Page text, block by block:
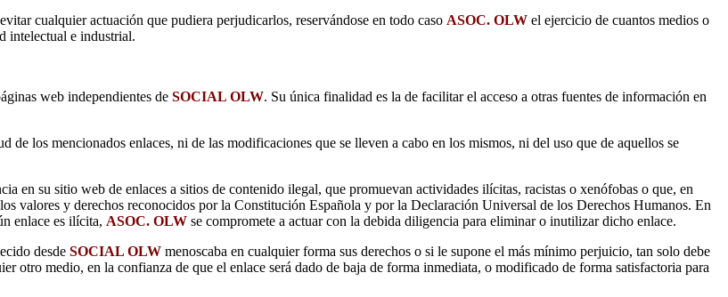
cualquier actuación que pudiera perjudicarlos, reservándose en todo caso ASOC. OLW el ejercicio de cuantos medios o
intelectual e industrial.
web independientes de SOCIAL OLW. Su única finalidad es la de facilitar el acceso a otras fuentes de información en
de los mencionados enlaces, ni de las modificaciones que se lleven a cabo en los mismos, ni del uso que de aquellos se
en su sitio web de enlaces a sitios de contenido ilegal, que promuevan actividades ilícitas, racistas o xenófobas o que, en
valores y derechos reconocidos por la Constitución Española y por la Declaración Universal de los Derechos Humanos. En
enlace es ilícita, ASOC. OLW se compromete a actuar con la debida diligencia para eliminar o inutilizar dicho enlace.
desde SOCIAL OLW menoscaba en cualquier forma sus derechos o si le supone el más mínimo perjuicio, tan solo debe
otro medio, en la confianza de que el enlace será dado de baja de forma inmediata, o modificado de forma satisfactoria para